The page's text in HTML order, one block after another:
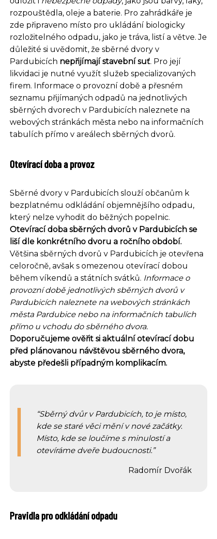
rozpouštědla, oleje a baterie. Pro zahrádkáře je
zde připraveno místo pro ukládání biologicky
rozložitelného odpadu, jako je tráva, listí a větve. Je
důležité si uvědomit, že sběrné dvory v
Pardubicích nepřijímají stavební suť. Pro její
likvidaci je nutné využít služeb specializovaných
firem. Informace o provozní době a přesném
seznamu přijímaných odpadů na jednotlivých
sběrných dvorech v Pardubicích naleznete na
webových stránkách města nebo na informačních
tabulích přímo v areálech sběrných dvorů.
Otevírací doba a provoz
Sběrné dvory v Pardubicích slouží občanům k
bezplatnému odkládání objemnějšího odpadu,
který nelze vyhodit do běžných popelnic.
Otevírací doba sběrných dvorů v Pardubicích se
liší dle konkrétního dvoru a ročního období.
Většina sběrných dvorů v Pardubicích je otevřena
celoročně, avšak s omezenou otevírací dobou
během víkendů a státních svátků. Informace o
provozní době jednotlivých sběrných dvorů v
Pardubicích naleznete na webových stránkách
města Pardubice nebo na informačních tabulích
přímo u vchodu do sběrného dvora.
Doporučujeme ověřit si aktuální otevírací dobu
před plánovanou návštěvou sběrného dvora,
abyste předešli případným komplikacím.
Sběrný dvůr v Pardubicích, to je místo,
kde se staré věci mění v nové začátky.
Místo, kde se loučíme s minulostí a
otevíráme dveře budoucnosti.
Radomír Dvořák
Pravidla pro odkládání odpadu